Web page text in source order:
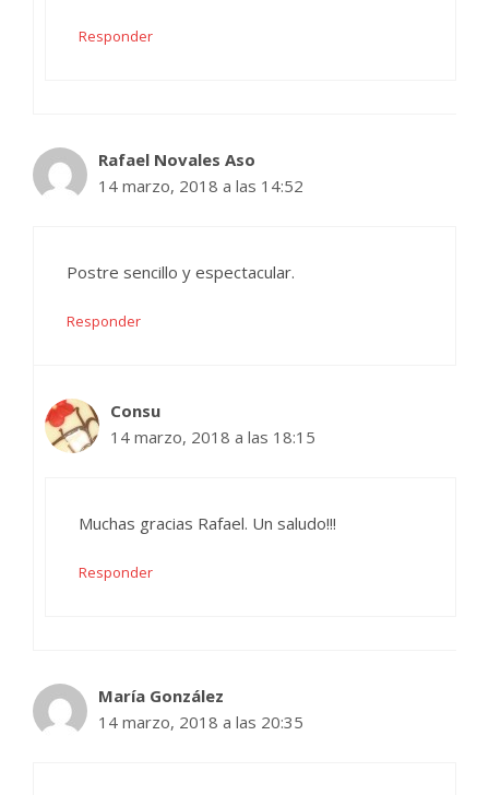
Responder
Rafael Novales Aso
14 marzo, 2018 a las 14:52
Postre sencillo y espectacular.
Responder
Consu
14 marzo, 2018 a las 18:15
Muchas gracias Rafael. Un saludo!!!
Responder
María González
14 marzo, 2018 a las 20:35